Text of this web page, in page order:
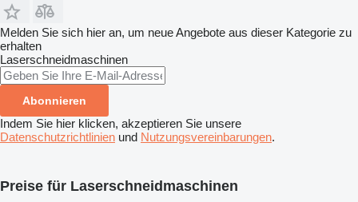
Melden Sie sich hier an, um neue Angebote aus dieser Kategorie zu
erhalten
Laserschneidmaschinen
Abonnieren
Indem Sie hier klicken, akzeptieren Sie unsere
Datenschutzrichtlinien und Nutzungsvereinbarungen.
Preise für Laserschneidmaschinen